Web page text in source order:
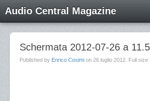
Audio Central Magazine
Schermata 2012-07-26 a
Published by Enrico Cosimi on 26 luglio 2012 . Full size